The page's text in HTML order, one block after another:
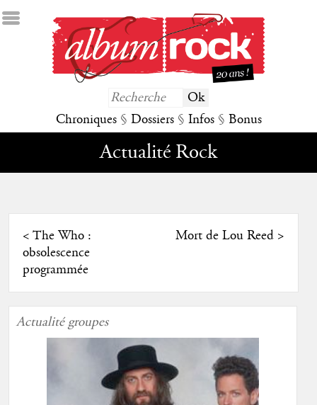
Chroniques § Dossiers § Infos § Bonus
Actualité Rock
< The Who :
obsolescence
programmée
Mort de Lou Reed>
Actualité groupes